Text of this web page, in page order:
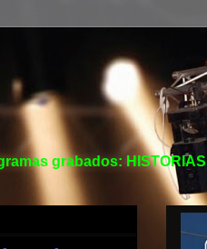
grabados: